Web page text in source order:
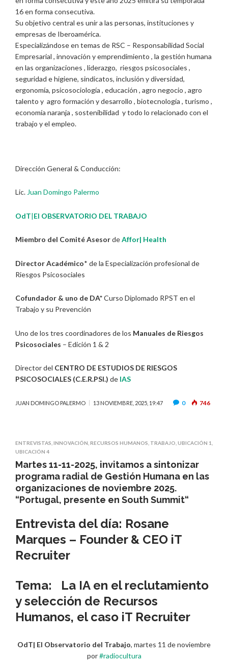
16 en forma consecutiva.
Su objetivo central es unir a las personas, instituciones y
empresas de Iberoamérica.
Especializándose en temas de RSC – Responsabilidad Social
Empresarial , innovación y emprendimiento , la gestión humana
en las organizaciones , liderazgo, riesgos psicosociales ,
seguridad e higiene, sindicatos, inclusión y diversidad,
ergonomía, psicosociología , educación , agro negocio , agro
talento y agro formación y desarrollo , biotecnología , turismo ,
economía naranja , sostenibilidad y todo lo relacionado con el
trabajo y el empleo.
Dirección General & Conducción:
Lic.Juan Domingo Palermo
OdT|El OBSERVATORIO DEL TRABAJO
Miembro del Comité AsesordeAffor| Health
Director Académico* de la Especialización profesional de
Riesgos Psicosociales
Cofundador & uno de DA*Curso Diplomado RPST en el
Trabajo y su Prevención
Uno de los tres coordinadores de los Manuales de Riesgos
Psicosociales – Edición 1 & 2
Director del CENTRO DE ESTUDIOS DE RIESGOS
PSICOSOCIALES (C.E.R.PSI.) de IAS
JUAN DOMINGO PALERMO 13 NOVIEMBRE, 2025, 19:47 0 746
ENTREVISTAS,INNOVACIÓN,RECURSOS HUMANOS, TRABAJO,UBICACIÓN 1,
UBICACIÓN 4
Martes 11-11-2025, invitamos a sintonizar
programa radial de Gestión Humana en las
organizaciones de noviembre 2025.
“Portugal, presente en South Summit“
Entrevista del día: Rosane
Marques – Founder & CEO iT
Recruiter
Tema: La IAen el reclutamiento
y selección de Recursos
Humanos, el caso iT Recruiter
OdT| El Observatorio del Trabajo, martes 11 de noviembre
por#radiocultura